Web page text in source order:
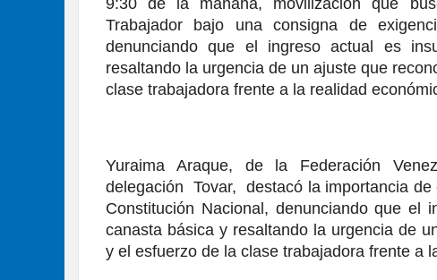
Trabajador bajo una consigna de
denunciando que el ingreso actual es
resaltando la urgencia de un ajuste que
clase trabajadora frente a la realidad
Yuraima Araque, de la Federación
delegación  Tovar,  destacó la importancia
Constitución Nacional, denunciando que el
canasta básica y resaltando la urgencia de
y el esfuerzo de la clase trabajadora frente a